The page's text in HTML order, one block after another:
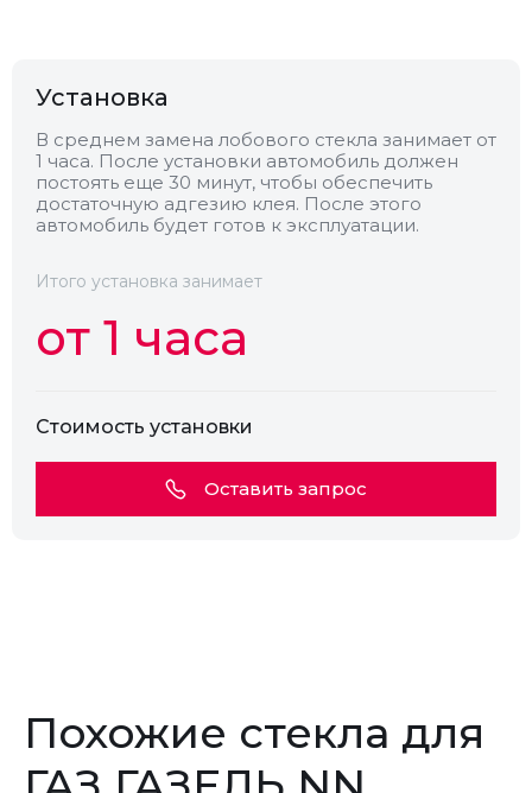
Обогрев
Установка
В среднем замена лобового стекла занимает от
1 часа. После установки автомобиль должен
постоять еще 30 минут, чтобы обеспечить
достаточную адгезию клея. После этого
автомобиль будет готов к эксплуатации.
Итого установка занимает
от 1 часа
Стоимость установки
Оставить запрос
Похожие стекла для